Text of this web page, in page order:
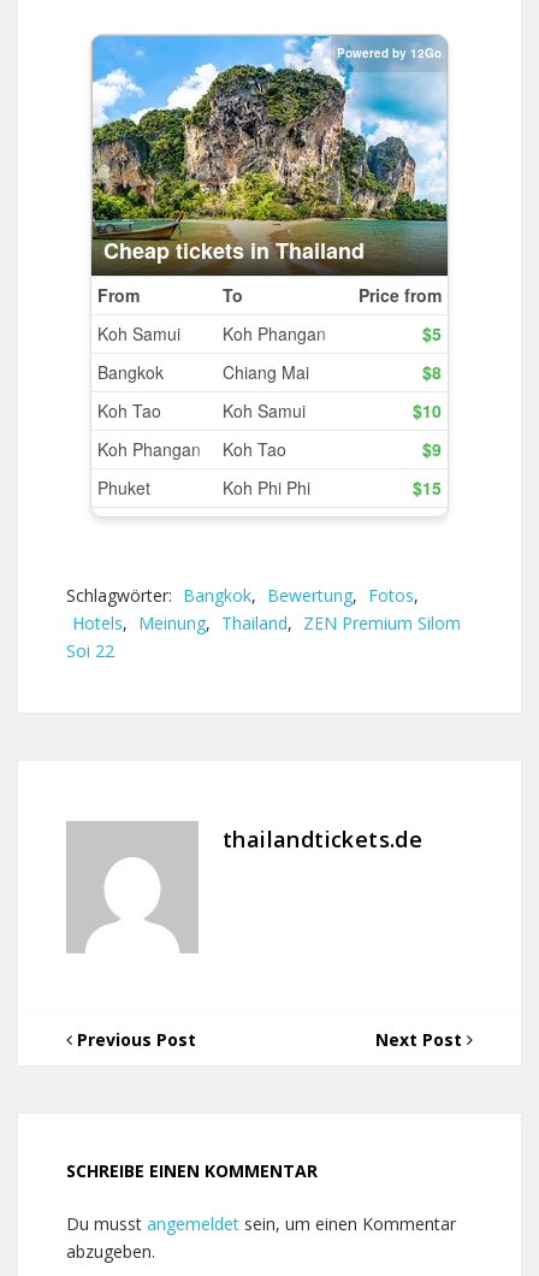
Schlagwörter: Bangkok, Bewertung, Fotos,
Hotels, Meinung, Thailand, ZEN Premium Silom
Soi 22
thailandtickets.de
Previous Post Next Post
SCHREIBE EINEN KOMMENTAR
Du musst angemeldet sein, um einen Kommentar
abzugeben.